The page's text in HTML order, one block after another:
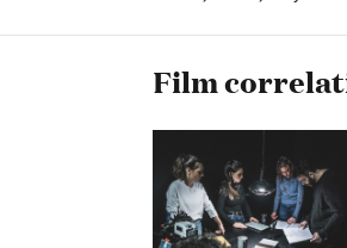
Piemonte Film Tv Fund
Piemonte Film Tv Development
Piemonte Doc Film Fund
Short Film Fund
Film